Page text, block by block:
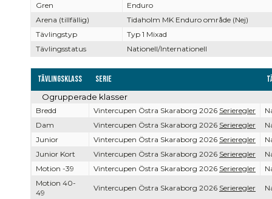
Gren
Enduro
Arena (tillfällig)
Tidaholm MK Enduro område (Nej)
Tävlingstyp
Typ 1 Mixad
Tävlingsstatus
Nationell/Internationell
Tävlingsklass Serie
Ogrupperade klasser
Bredd Vintercupen Östra Skaraborg 2026 Serieregler
Dam
Vintercupen Östra Skaraborg 2026 Serieregler
Junior
Vintercupen Östra Skaraborg 2026 Serieregler
Junior Kort
Vintercupen Östra Skaraborg 2026 Serieregler
Motion -39
Vintercupen Östra Skaraborg 2026 Serieregler
Motion 40-
49
Vintercupen Östra Skaraborg 2026 Serieregler